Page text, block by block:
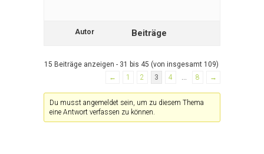
Autor Beiträge
15 Beiträge anzeigen - 31 bis 45 (von insgesamt 109)
←
1 2 3 4 8 →
Du musst angemeldet sein, um zu diesem Thema
eine Antwort verfassen zu können.